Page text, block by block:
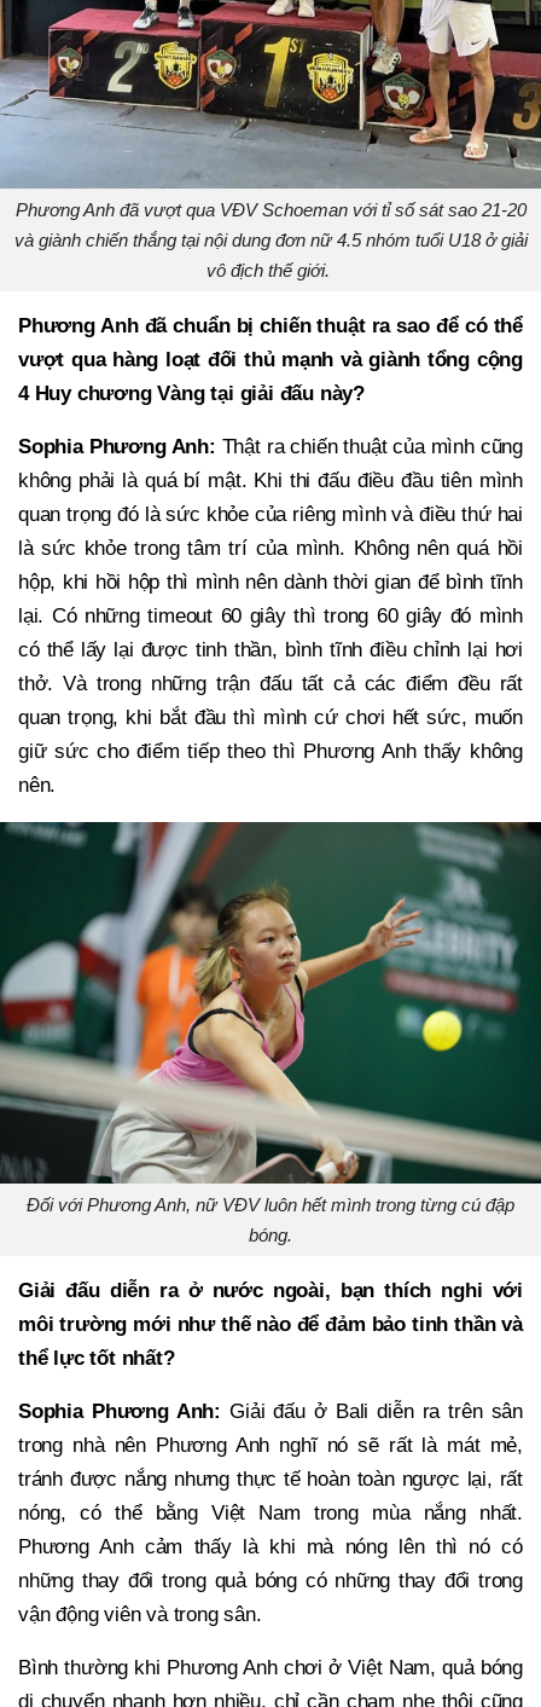
Phương Anh đã vượt qua VĐV Schoeman với tỉ số sát sao 21-20
và giành chiến thắng tại nội dung đơn nữ 4.5 nhóm tuổi U18 ở giải
vô địch thế giới.
Phương Anh đã chuẩn bị chiến thuật ra sao để có thể
vượt qua hàng loạt đối thủ mạnh và giành tổng cộng
4 Huy chương Vàng tại giải đấu này?
Sophia Phương Anh: Thật ra chiến thuật của mình cũng
không phải là quá bí mật. Khi thi đấu điều đầu tiên mình
quan trọng đó là sức khỏe của riêng mình và điều thứ hai
là sức khỏe trong tâm trí của mình. Không nên quá hồi
hộp, khi hồi hộp thì mình nên dành thời gian để bình tĩnh
lại. Có những timeout 60 giây thì trong 60 giây đó mình
có thể lấy lại được tinh thần, bình tĩnh điều chỉnh lại hơi
thở. Và trong những trận đấu tất cả các điểm đều rất
quan trọng, khi bắt đầu thì mình cứ chơi hết sức, muốn
giữ sức cho điểm tiếp theo thì Phương Anh thấy không
nên.
Đối với Phương Anh, nữ VĐV luôn hết mình trong từng cú đập
bóng.
Giải đấu diễn ra ở nước ngoài, bạn thích nghi với
môi trường mới như thế nào để đảm bảo tinh thần và
thể lực tốt nhất?
Sophia Phương Anh:Giải đấu ở Bali diễn ra trên sân
trong nhà nên Phương Anh nghĩ nó sẽ rất là mát mẻ,
tránh được nắng nhưng thực tế hoàn toàn ngược lại, rất
nóng, có thể bằng Việt Nam trong mùa nắng nhất.
Phương Anh cảm thấy là khi mà nóng lên thì nó có
những thay đổi trong quả bóng có những thay đổi trong
vận động viên và trong sân.
Bình thường khi Phương Anh chơi ở Việt Nam, quả bóng
di chuyển nhanh hơn nhiều, chỉ cần chạm nhẹ thôi cũng